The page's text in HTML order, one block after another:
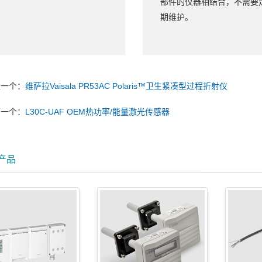
期维护。
个： 维萨拉Vaisala PR53AC Polaris™卫生紧凑型过程折射仪
个： L30C-UAF OEM热功率/能量激光传感器
品